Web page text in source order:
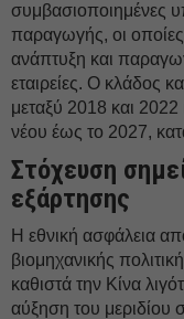
συμβασιοποιημένες
παραγωγής, οι
ανάπτυξη και
εταιρείες. Ο κλάδος
μεταξύ 2018 και 2022
νέου έως το 2027,
Στόχευση
εξάρτησης
Η εθνική ασφάλεια
βιομηχανικής
καθιστά την Κίνα
αύξηση του μεριδίου